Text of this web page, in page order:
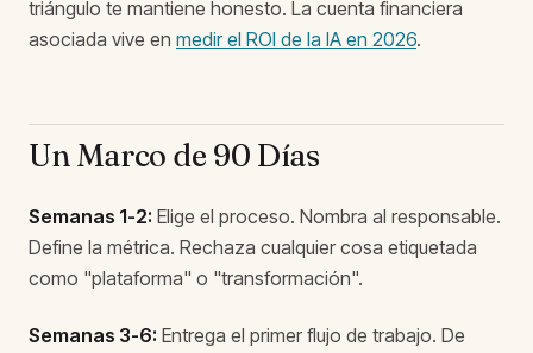
triángulo te mantiene honesto. La cuenta financiera
asociada vive en medir el ROI de la IA en 2026.
Un Marco de 90 Días
Semanas 1-2: Elige el proceso. Nombra al responsable.
Define la métrica. Rechaza cualquier cosa etiquetada
como "plataforma" o "transformación".
Semanas 3-6: Entrega el primer flujo de trabajo. De